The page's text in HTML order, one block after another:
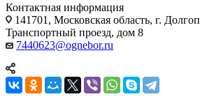
Контактная информация
141701, Московская область, г.
Транспортный проезд, дом 8
7440623@ognebor.ru